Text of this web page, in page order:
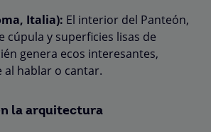
Italia): El interior del Panteón,
cúpula y superficies lisas de
genera ecos interesantes,
al hablar o cantar.
la arquitectura